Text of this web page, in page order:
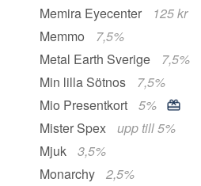
Memira Eyecenter
125 kr
Memmo
7,5%
Metal Earth Sverige
7,5%
Min lilla Sötnos
7,5%
Mio Presentkort
5%
Mister Spex
upp till 5%
Mjuk
3,5%
Monarchy
2,5%